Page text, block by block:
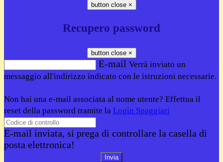
button close ×
Recupero password
button close ×
E-mail Verrà inviato un
messaggio all'indirizzo indicato con le istruzioni necessarie.
Non hai una e-mail associata al nome utente? Effettua il
reset della password tramite la Login Spaggiari
E-mail inviata, si prega di controllare la casella di
posta elettronica!